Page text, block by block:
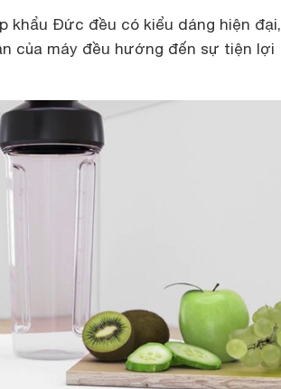
khẩu Đức đều có kiểu dáng hiện đại,
của máy đều hướng đến sự tiện lợi